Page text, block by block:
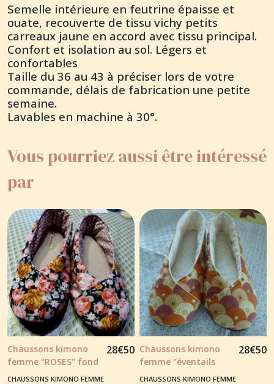
Semelle intérieure en feutrine épaisse et
ouate, recouverte de tissu vichy petits
carreaux jaune en accord avec tissu principal.
Confort et isolation au sol. Légers et
confortables
Taille du 36 au 43 à préciser lors de votre
commande, délais de fabrication une petite
semaine.
Lavables en machine à 30°.
Vous pourriez aussi être intéressé
par
Chaussons kimono
femme "ROSES" fond
noir et tons
28€50
CHAUSSONS KIMONO FEMME
Chaussons kimono
femme "éventails
japonais"
28€50
CHAUSSONS KIMONO FEMME